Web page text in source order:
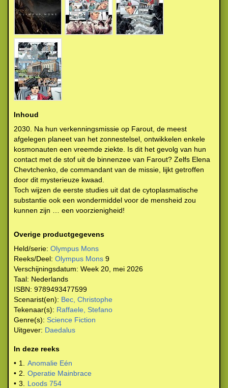
Inhoud
2030. Na hun verkenningsmissie op Farout, de meest
afgelegen planeet van het zonnestelsel, ontwikkelen enkele
kosmonauten een vreemde ziekte. Is dit het gevolg van hun
contact met de stof uit de binnenzee van Farout? Zelfs Elena
Chevtchenko, de commandant van de missie, lijkt getroffen
door dit mysterieuze kwaad.
Toch wijzen de eerste studies uit dat de cytoplasmatische
substantie ook een wondermiddel voor de mensheid zou
kunnen zijn … een voorzienigheid!
Overige productgegevens
Held/serie: Olympus Mons
Reeks/Deel: Olympus Mons 9
Verschijningsdatum: Week 20, mei 2026
Taal: Nederlands
ISBN: 9789493477599
Scenarist(en): Bec, Christophe
Tekenaar(s): Raffaele, Stefano
Genre(s): Science Fiction
Uitgever: Daedalus
In deze reeks
• 1.
Anomalie Eén
• 2.
Operatie Mainbrace
• 3.
Loods 754